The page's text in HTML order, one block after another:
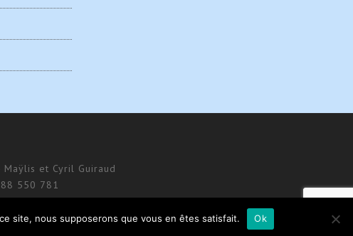
et Cyril Guiraud
550 781
site, nous supposerons que vous en êtes satisfait. Ok